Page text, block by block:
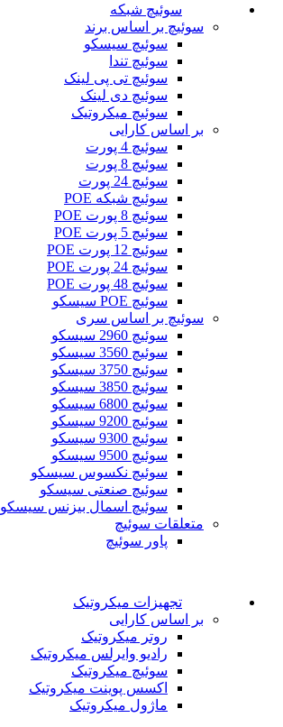
سوئیچ شبکه
سوئیچ بر اساس برند
سوئیچ سیسکو
سوئیچ تندا
سوئیچ تی پی لینک
سوئیچ دی لینک
سوئیچ میکروتیک
بر اساس کارایی
سوئیچ 4 پورت
سوئیچ 8 پورت
سوئیچ 24 پورت
سوئیچ شبکه POE
سوئیچ 8 پورت POE
سوئیچ 5 پورت POE
سوئیچ 12 پورت POE
سوئیچ 24 پورت POE
سوئیچ 48 پورت POE
سوئیچ POE سیسکو
سوئیچ بر اساس سری
سوئیچ 2960 سیسکو
سوئیچ 3560 سیسکو
سوئیچ 3750 سیسکو
سوئیچ 3850 سیسکو
سوئیچ 6800 سیسکو
سوئیچ 9200 سیسکو
سوئیچ 9300 سیسکو
سوئیچ 9500 سیسکو
سوئیچ نکسوس سیسکو
سوئیچ صنعتی سیسکو
سوئیچ اسمال بیزنس سیسکو
متعلقات سوئیچ
پاور سوئیچ
تجهیزات میکروتیک
بر اساس کارایی
روتر میکروتیک
رادیو وایرلس میکروتیک
سوئیچ میکروتیک
اکسس پوینت میکروتیک
ماژول میکروتیک